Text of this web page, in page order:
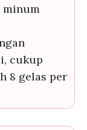
minum
cukup
8 gelas per